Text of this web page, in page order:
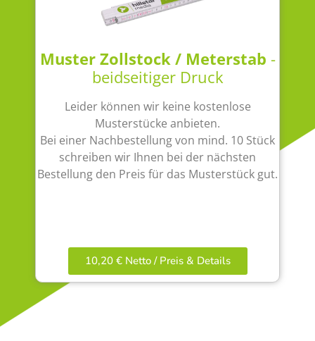
Muster Zollstock / Meterstab -
beidseitiger Druck
Leider können wir keine kostenlose
Musterstücke anbieten.
Bei einer Nachbestellung von mind. 10 Stück
schreiben wir Ihnen bei der nächsten
Bestellung den Preis für das Musterstück gut.
10,20 € Netto / Preis & Details